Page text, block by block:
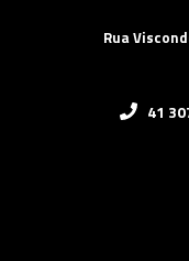
Rua
41